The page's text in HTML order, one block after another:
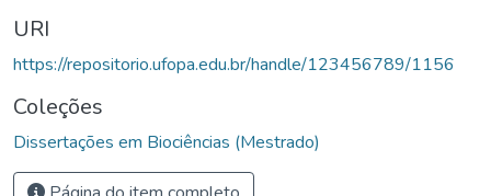
URI
https://repositorio.ufopa.edu.br/handle/123456789/1156
Coleções
Dissertações em Biociências (Mestrado)